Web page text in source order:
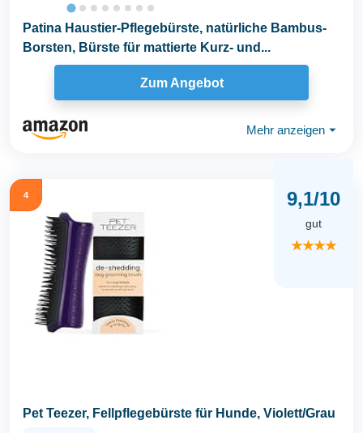
Patina Haustier-Pflegebürste, natürliche Bambus-
Borsten, Bürste für mattierte Kurz- und...
Zum Angebot
Mehr anzeigen ⏷
4 9,1/10
gut
★★★★
Pet Teezer, Fellpflegebürste für Hunde, Violett/Grau